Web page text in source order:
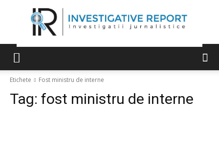
Etichete Fost ministru de interne
Tag: fost ministru de interne